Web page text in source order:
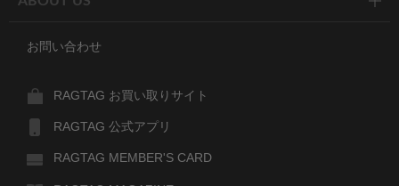
お問い合わせ
RAGTAG お買い取りサイト
RAGTAG 公式アプリ
RAGTAG MEMBER'S CARD